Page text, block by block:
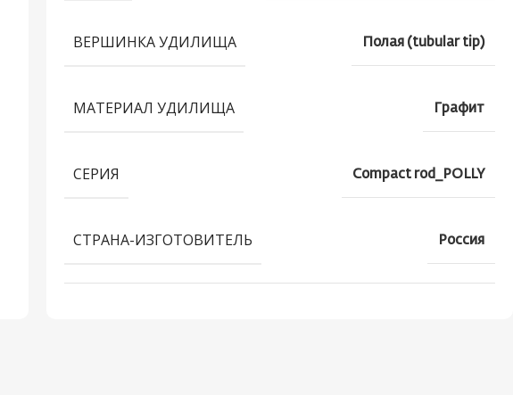
ВЕРШИНКА УДИЛИЩА Полая (tubular tip)
МАТЕРИАЛ УДИЛИЩА Графит
СЕРИЯ Compact rod_POLLY
СТРАНА-ИЗГОТОВИТЕЛЬ Россия